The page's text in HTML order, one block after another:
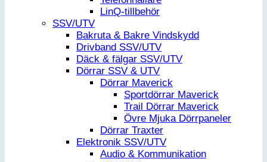
LinQ-tillbehör
SSV/UTV
Bakruta & Bakre Vindskydd
Drivband SSV/UTV
Däck & fälgar SSV/UTV
Dörrar SSV & UTV
Dörrar Maverick
Sportdörrar Maverick
Trail Dörrar Maverick
Övre Mjuka Dörrpaneler
Dörrar Traxter
Elektronik SSV/UTV
Audio & Kommunikation